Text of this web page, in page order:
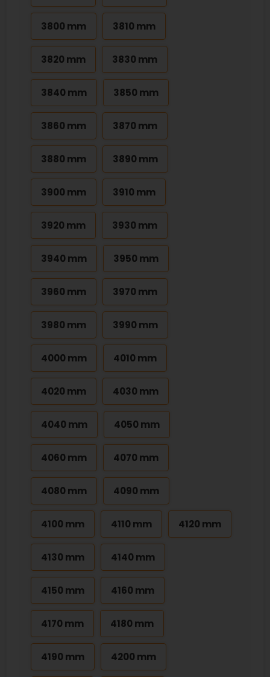
3800 mm 3810 mm
3820 mm 3830 mm
3840 mm 3850 mm
3860 mm 3870 mm
3880 mm 3890 mm
3900 mm 3910 mm
3920 mm 3930 mm
3940 mm 3950 mm
3960 mm 3970 mm
3980 mm 3990 mm
4000 mm 4010 mm
4020 mm 4030 mm
4040 mm 4050 mm
4060 mm 4070 mm
4080 mm 4090 mm
4100 mm 4110 mm 4120 mm
4130 mm 4140 mm
4150 mm 4160 mm
4170 mm 4180 mm
4190 mm 4200 mm